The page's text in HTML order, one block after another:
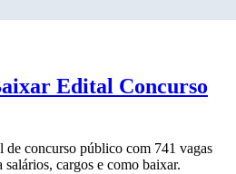
Edital Concurso
concurso público com 741 vagas
cargos e como baixar.